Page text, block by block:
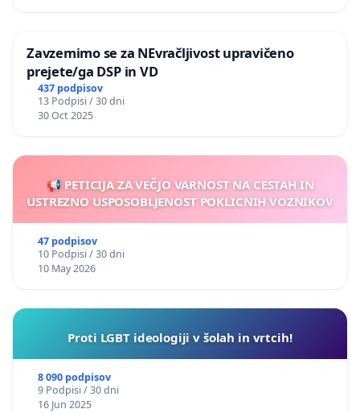
Zavzemimo se za NEvračljivost upravičeno
prejete/ga DSP in VD
437 podpisov
13 Podpisi / 30 dni
30 Oct 2025
📢 PETICIJA ZA VEČJO VARNOST NA CESTAH IN
USTREZNO USPOSOBLJENOST POKLICNIH VOZNIKOV
47 podpisov
10 Podpisi / 30 dni
10 May 2026
Proti LGBT ideologiji v šolah in vrtcih!
8 090 podpisov
9 Podpisi / 30 dni
16 Jun 2025